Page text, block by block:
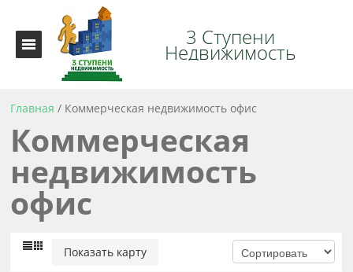
3 Ступени
Недвижимость
Главная / Коммерческая недвижимость офис
Коммерческая
недвижимость
офис
Показать карту